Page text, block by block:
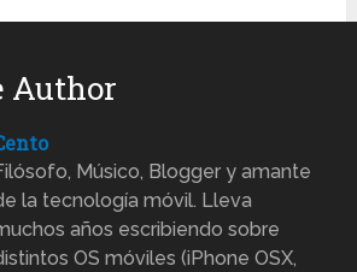
Author
Músico, Blogger y amante
la tecnología móvil. Lleva
años escribiendo sobre
OS móviles (iPhone OSX,